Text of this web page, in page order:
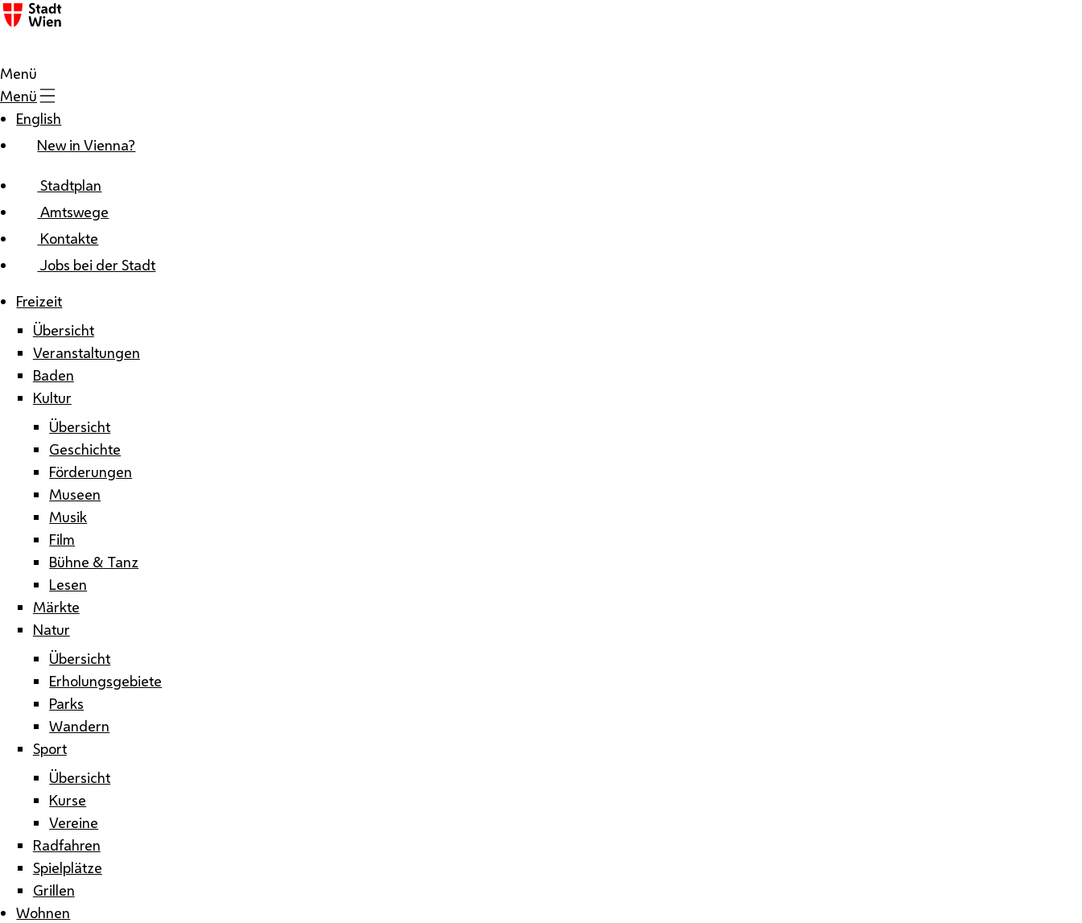
Zum Inhalt
Menü
Menü
English
New in Vienna?
Stadtplan
Amtswege
Kontakte
Jobs bei der Stadt
Freizeit
Übersicht
Veranstaltungen
Baden
Kultur
Übersicht
Geschichte
Förderungen
Museen
Musik
Film
Bühne & Tanz
Lesen
Märkte
Natur
Übersicht
Erholungsgebiete
Parks
Wandern
Sport
Übersicht
Kurse
Vereine
Radfahren
Spielplätze
Grillen
Wohnen